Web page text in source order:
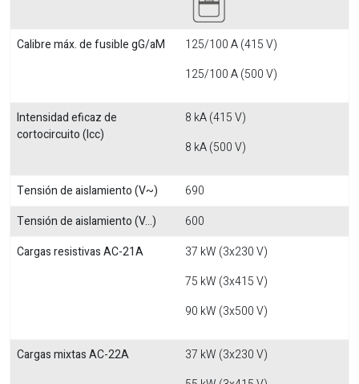
Calibre máx. de fusible gG/aM
125/100 A (415 V)
125/100 A (500 V)
Intensidad eficaz de
cortocircuito (Icc)
8 kA (415 V)
8 kA (500 V)
Tensión de aislamiento (V~)
690
Tensión de aislamiento (V...)
600
Cargas resistivas AC-21A
37 kW (3x230 V)
75 kW (3x415 V)
90 kW (3x500 V)
Cargas mixtas AC-22A
37 kW (3x230 V)